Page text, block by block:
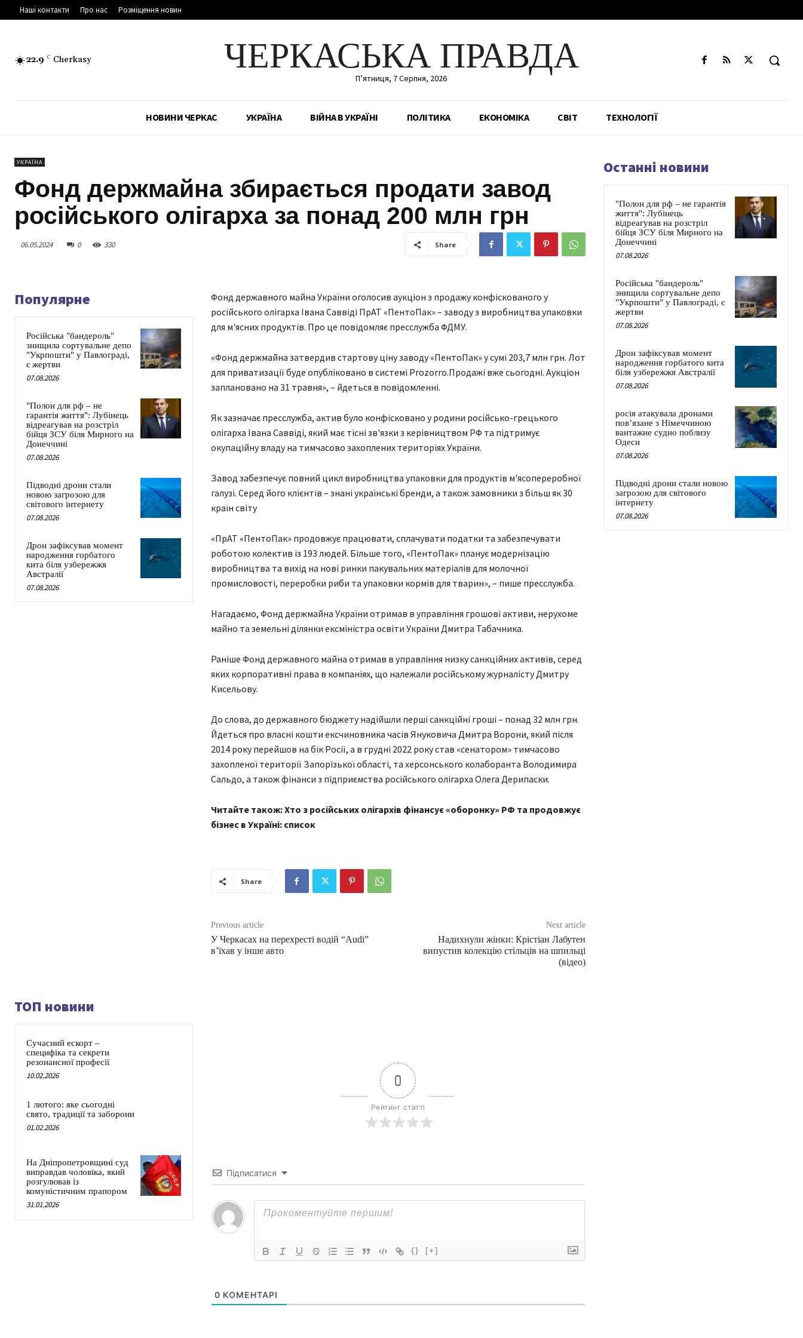
Наші контакти Про нас Розміщення новин
22.9 C Cherkasy ЧЕРКАСЬКА ПРАВДА
П’ятниця, 7 Серпня, 2026
НОВИНИ ЧЕРКАС УКРАЇНА ВІЙНА В УКРАЇНІ ПОЛІТИКА ЕКОНОМІКА СВІТ ТЕХНОЛОГІЇ
УКРАЇНА
Фонд держмайна збирається продати завод
російського олігарха за понад 200 млн грн
06.05.2024 0 330 Share
Популярне
Російська "бандероль"
знищила сортувальне депо
"Укрпошти" у Павлограді,
є жертви
07.08.2026
"Полон для рф – не
гарантія життя": Лубінець
відреагував на розстріл
бійця ЗСУ біля Мирного на
Донеччині
07.08.2026
Підводні дрони стали
новою загрозою для
світового інтернету
07.08.2026
Дрон зафіксував момент
народження горбатого
кита біля узбережжя
Австралії
07.08.2026
Фонд державного майна України оголосив аукціон з продажу конфіскованого у
російського олігарха Івана Саввіді ПрАТ «ПентоПак» – заводу з виробництва упаковки
для м'ясних продуктів. Про це повідомляє пресслужба ФДМУ.
«Фонд держмайна затвердив стартову ціну заводу «ПентоПак» у сумі 203,7 млн грн. Лот
для приватизації буде опубліковано в системі Prozorro.Продажі вже сьогодні. Аукціон
заплановано на 31 травня», – йдеться в повідомленні.
Як зазначає пресслужба, актив було конфісковано у родини російсько-грецького
олігарха Івана Саввіді, який має тісні зв'язки з керівництвом РФ та підтримує
окупаційну владу на тимчасово захоплених територіях України.
Завод забезпечує повний цикл виробництва упаковки для продуктів м'ясопереробної
галузі. Серед його клієнтів – знані українські бренди, а також замовники з більш як 30
країн світу
«ПрАТ «ПентоПак» продовжує працювати, сплачувати податки та забезпечувати
роботою колектив із 193 людей. Більше того, «ПентоПак» планує модернізацію
виробництва та вихід на нові ринки пакувальних матеріалів для молочної
промисловості, переробки риби та упаковки кормів для тварин», – пише пресслужба.
Нагадаємо, Фонд держмайна України отримав в управління грошові активи, нерухоме
майно та земельні ділянки ексміністра освіти України Дмитра Табачника.
Раніше Фонд державного майна отримав в управління низку санкційних активів, серед
яких корпоративні права в компаніях, що належали російському журналісту Дмитру
Кисельову.
До слова, до державного бюджету надійшли перші санкційні гроші – понад 32 млн грн.
Йдеться про власні кошти ексчиновника часів Януковича Дмитра Ворони, який після
2014 року перейшов на бік Росії, а в грудні 2022 року став «сенатором» тимчасово
захопленої території Запорізької області, та херсонського колаборанта Володимира
Сальдо, а також фінанси з підприємства російського олігарха Олега Дерипаски.
Читайте також: Хто з російських олігархів фінансує «оборонку» РФ та продовжує
бізнес в Україні: список
Share
Previous article
У Черкасах на перехресті водій “Audi”
в’їхав у інше авто
Next article
Надихнули жінки: Крістіан Лабутен
випустив колекцію стільців на шпильці
(відео)
ТОП новини
Сучасний ескорт –
специфіка та секрети
резонансної професії
10.02.2026
1 лютого: яке сьогодні
свято, традиції та заборони
01.02.2026
На Дніпропетровщині суд
виправдав чоловіка, який
розгулював із
комуністичним прапором
31.01.2026
0
Рейтинг статті
Підписатися
{} [+]
0 КОМЕНТАРІ
Останні новини
"Полон для рф – не гарантія
життя": Лубінець
відреагував на розстріл
бійця ЗСУ біля Мирного на
Донеччині
07.08.2026
Російська "бандероль"
знищила сортувальне депо
"Укрпошти" у Павлограді, є
жертви
07.08.2026
Дрон зафіксував момент
народження горбатого кита
біля узбережжя Австралії
07.08.2026
росія атакувала дронами
пов’язане з Німеччиною
вантажне судно поблизу
Одеси
07.08.2026
Підводні дрони стали новою
загрозою для світового
інтернету
07.08.2026